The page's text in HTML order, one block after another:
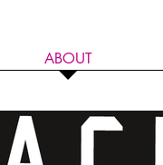
ABOUT